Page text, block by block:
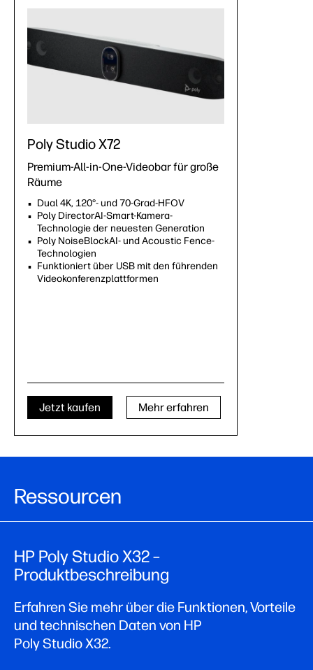
Poly Studio X72
Premium-All-in-One-Videobar für große
Räume
Dual 4K, 120°- und 70-Grad-HFOV
Poly DirectorAI-Smart-Kamera-
Technologie der neuesten Generation
Poly NoiseBlockAI- und Acoustic Fence-
Technologien
Funktioniert über USB mit den führenden
Videokonferenzplattformen
Jetzt kaufen Mehr erfahren
Ressourcen
HP Poly Studio X32 –
Produktbeschreibung
Erfahren Sie mehr über die Funktionen, Vorteile
und technischen Daten von HP
Poly Studio X32.